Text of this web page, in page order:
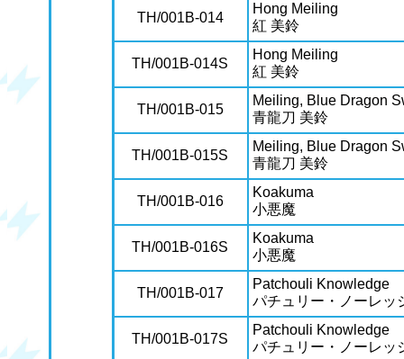
TH/001B-014
Hong Meiling
紅 美鈴
TH/001B-014S
Hong Meiling
紅 美鈴
TH/001B-015
Meiling, Blue Dragon
青龍刀 美鈴
TH/001B-015S
Meiling, Blue Dragon
青龍刀 美鈴
TH/001B-016
Koakuma
小悪魔
TH/001B-016S
Koakuma
小悪魔
TH/001B-017
Patchouli Knowledge
パチュリー・ノーレッ
TH/001B-017S
Patchouli Knowledge
パチュリー・ノーレッ